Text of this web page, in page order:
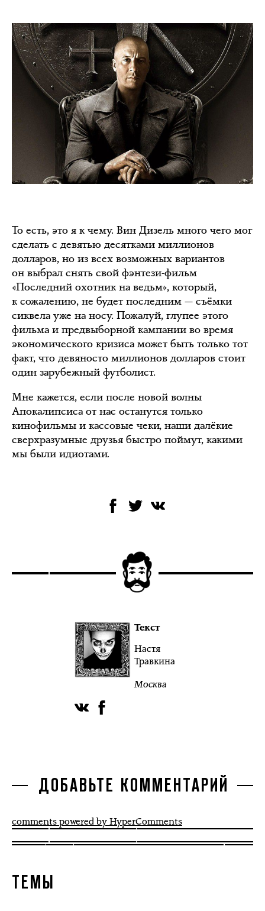
То есть, это я к чему. Вин Дизель много чего мог
сделать с девятью десятками миллионов
долларов, но из всех возможных вариантов
он выбрал снять свой фэнтези-фильм
«Последний охотник на ведьм», который,
к сожалению, не будет последним — съёмки
сиквела уже на носу. Пожалуй, глупее этого
фильма и предвыборной кампании во время
экономического кризиса может быть только тот
факт, что девяносто миллионов долларов стоит
один зарубежный футболист.
Мне кажется, если после новой волны
Апокалипсиса от нас останутся только
кинофильмы и кассовые чеки, наши далёкие
сверхразумные друзья быстро поймут, какими
мы были идиотами.
Текст
Настя
Травкина
Москва
ДОБАВЬТЕ КОММЕНТАРИЙ
comments powered by HyperComments
ТЕМЫ